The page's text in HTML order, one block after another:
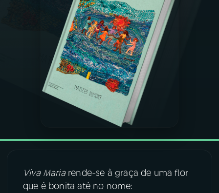
PROGRAMAS
PODCASTS
VIDEOCASTS
ACOMPANHE A RÁDIO NACIONAL
Viva Mariarende-se à graça de uma flor
que é bonita até no nome: